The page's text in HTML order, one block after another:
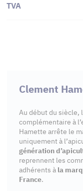
TVA
Clement
Au début du siècle,
complémentaire à
Hamette arrête le
uniquement à
génération
reprennent les
adhérents à la
France.